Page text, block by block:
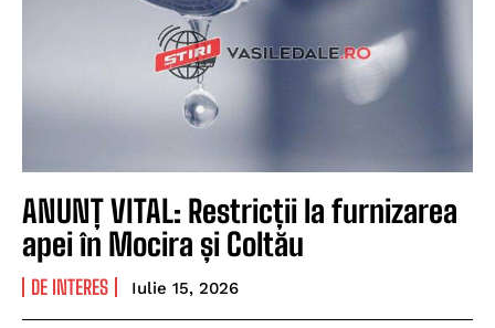
ANUNȚ VITAL: Restricții la furnizarea
apei în Mocira și Coltău
DE INTERES Iulie 15, 2026